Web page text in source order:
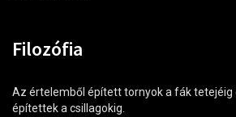
Filozófia
Az értelemből épített tornyok a fák tetejéig
építettek a csillagokig.